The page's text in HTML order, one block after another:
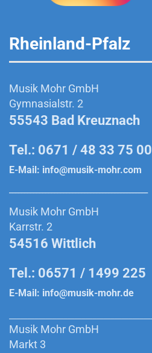
Rheinland-Pfalz
Musik Mohr GmbH
Gymnasialstr. 2
55543 Bad Kreuznach
Tel.: 0671 / 48 33 75 00
E-Mail: info@musik-mohr.com
Musik Mohr GmbH
Karrstr. 2
54516 Wittlich
Tel.: 06571 / 1499 225
E-Mail: info@musik-mohr.de
Musik Mohr GmbH
Markt 3